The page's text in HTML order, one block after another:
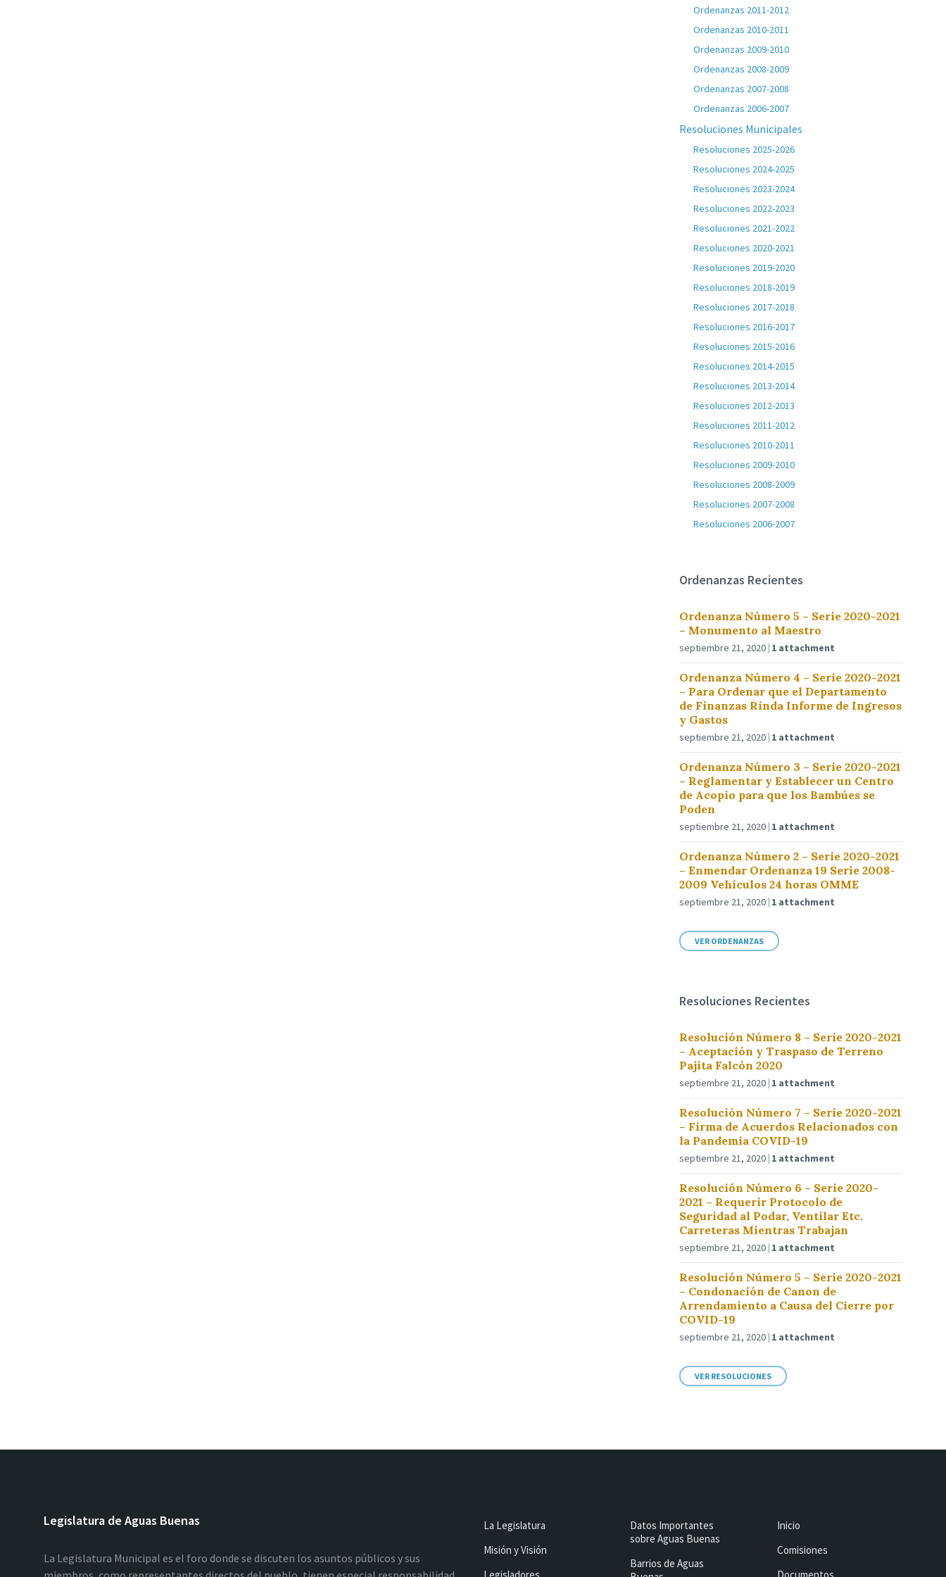
Ordenanzas 2011-2012
Ordenanzas 2010-2011
Ordenanzas 2009-2010
Ordenanzas 2008-2009
Ordenanzas 2007-2008
Ordenanzas 2006-2007
Resoluciones Municipales
Resoluciones 2025-2026
Resoluciones 2024-2025
Resoluciones 2023-2024
Resoluciones 2022-2023
Resoluciones 2021-2022
Resoluciones 2020-2021
Resoluciones 2019-2020
Resoluciones 2018-2019
Resoluciones 2017-2018
Resoluciones 2016-2017
Resoluciones 2015-2016
Resoluciones 2014-2015
Resoluciones 2013-2014
Resoluciones 2012-2013
Resoluciones 2011-2012
Resoluciones 2010-2011
Resoluciones 2009-2010
Resoluciones 2008-2009
Resoluciones 2007-2008
Resoluciones 2006-2007
Ordenanzas Recientes
Ordenanza Número 5 – Serie 2020-2021
– Monumento al Maestro
septiembre 21, 2020 1 attachment
Ordenanza Número 4 – Serie 2020-2021
– Para Ordenar que el Departamento
de Finanzas Rinda Informe de Ingresos
y Gastos
septiembre 21, 2020 1 attachment
Ordenanza Número 3 – Serie 2020-2021
– Reglamentar y Establecer un Centro
de Acopio para que los Bambúes se
Poden
septiembre 21, 2020 1 attachment
Ordenanza Número 2 – Serie 2020-2021
– Enmendar Ordenanza 19 Serie 2008-
2009 Vehículos 24 horas OMME
septiembre 21, 2020 1 attachment
VER ORDENANZAS
Resoluciones Recientes
Resolución Número 8 – Serie 2020-2021
– Aceptación y Traspaso de Terreno
Pajita Falcón 2020
septiembre 21, 2020 1 attachment
Resolución Número 7 – Serie 2020-2021
– Firma de Acuerdos Relacionados con
la Pandemia COVID-19
septiembre 21, 2020 1 attachment
Resolución Número 6 – Serie 2020-
2021 – Requerir Protocolo de
Seguridad al Podar, Ventilar Etc.
Carreteras Mientras Trabajan
septiembre 21, 2020 1 attachment
Resolución Número 5 – Serie 2020-2021
– Condonación de Canon de
Arrendamiento a Causa del Cierre por
COVID-19
septiembre 21, 2020 1 attachment
VER RESOLUCIONES
Legislatura de Aguas Buenas
La Legislatura Municipal es el foro donde se discuten los asuntos públicos y sus
La Legislatura
Misión y Visión
Datos Importantes
sobre Aguas Buenas
Barrios de Aguas
Inicio
Comisiones